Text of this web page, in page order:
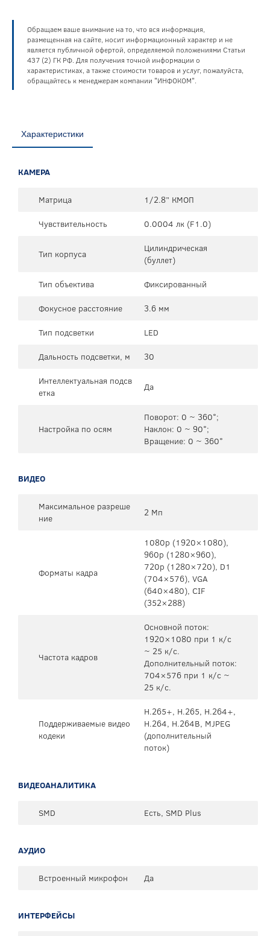
Обращаем ваше внимание на то, что вся информация,
размещенная на сайте, носит информационный характер и не
является публичной офертой, определяемой положениями Статьи
437 (2) ГК РФ. Для получения точной информации о
характеристиках, а также стоимости товаров и услуг, пожалуйста,
обращайтесь к менеджерам компании "ИНФОКОМ".
Характеристики
КАМЕРА
Матрица
1/2.8” КМОП
Чувствительность
0.0004 лк (F1.0)
Тип корпуса
Цилиндрическая
(буллет)
Тип объектива
Фиксированный
Фокусное расстояние
3.6 мм
Тип подсветки
LED
Дальность подсветки, м
30
Интеллектуальная подсв
етка
Да
Настройка по осям
Поворот: 0 ~ 360°;
Наклон: 0 ~ 90°;
Вращение: 0 ~ 360°
ВИДЕО
Максимальное разреше
ние
2 Мп
Форматы кадра
1080p (1920×1080),
960p (1280×960),
720p (1280×720), D1
(704×576), VGA
(640×480), CIF
(352×288)
Частота кадров
Основной поток:
1920×1080 при 1 к/с
~ 25 к/с.
Дополнительный поток:
704×576 при 1 к/с ~
25 к/с.
Поддерживаемые видео
кодеки
H.265+, H.265, H.264+,
H.264, H.264B, MJPEG
(дополнительный
поток)
ВИДЕОАНАЛИТИКА
SMD Есть, SMD Plus
АУДИО
Встроенный микрофон Да
ИНТЕРФЕЙСЫ